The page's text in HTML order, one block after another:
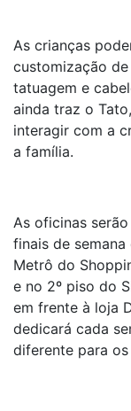
As crianças
customização
tatuagem e
ainda traz o
interagir com a
a família.
As oficinas
finais de
Metrô do
e no 2º piso do
em frente à loja
dedicará cada
diferente para os